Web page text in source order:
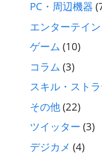
PC・周辺機器
エンターテイ
ゲーム (10)
コラム (3)
スキル・スト
その他(22)
ツイッター (3)
デジカメ (4)